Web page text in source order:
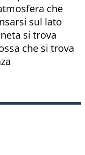
che
sul lato
si trova
che si trova